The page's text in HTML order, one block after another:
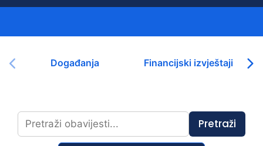
Događanja Financijski izvještaji
Pretraži